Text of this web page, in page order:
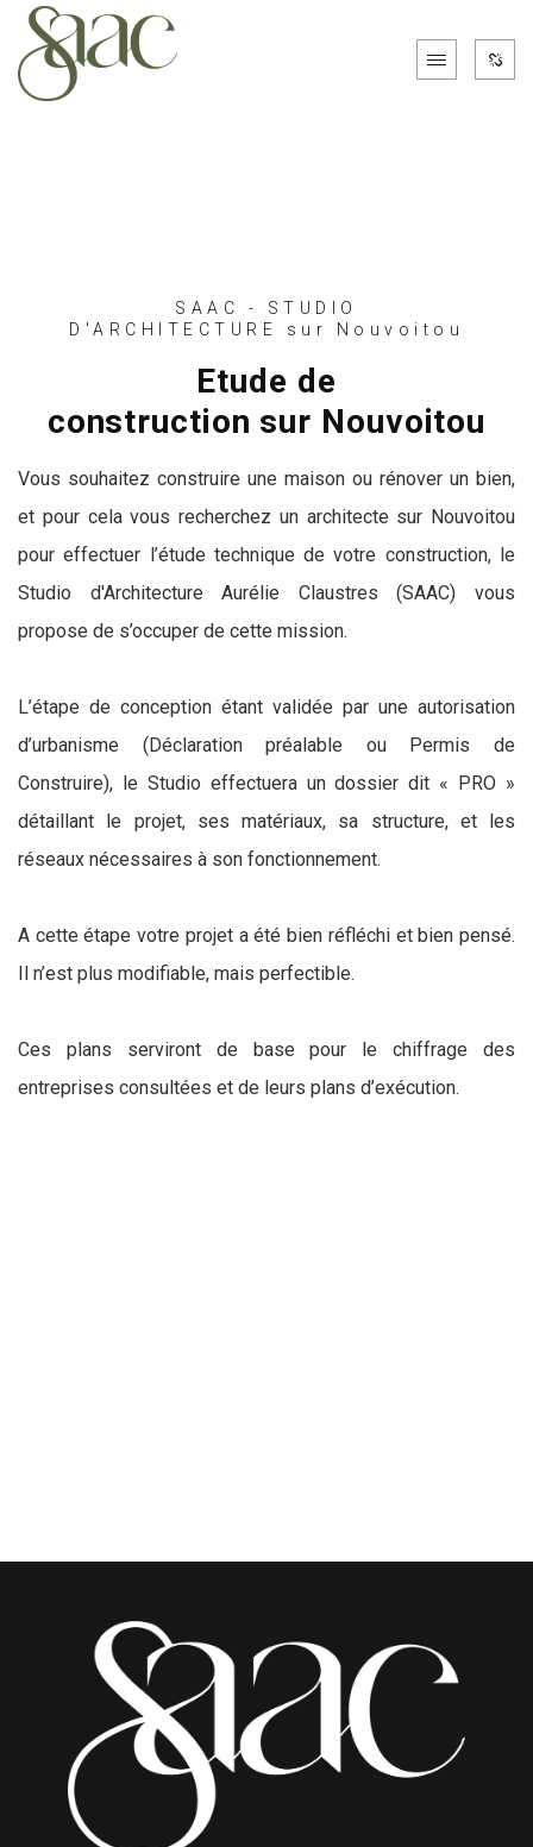
SAAC - STUDIO
D'ARCHITECTURE sur Nouvoitou
Etude de
construction sur Nouvoitou
Vous souhaitez construire une maison ou rénover un bien,
et pour cela vous recherchez un architecte sur Nouvoitou
pour effectuer l’étude technique de votre construction, le
Studio d'Architecture Aurélie Claustres (SAAC) vous
propose de s’occuper de cette mission.
L’étape de conception étant validée par une autorisation
d’urbanisme (Déclaration préalable ou Permis de
Construire), le Studio effectuera un dossier dit « PRO »
détaillant le projet, ses matériaux, sa structure, et les
réseaux nécessaires à son fonctionnement.
A cette étape votre projet a été bien réfléchi et bien pensé.
Il n’est plus modifiable, mais perfectible.
Ces plans serviront de base pour le chiffrage des
entreprises consultées et de leurs plans d’exécution.